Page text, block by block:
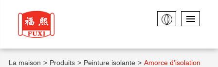
La maison Produits Peinture isolante Amorce d'isolation